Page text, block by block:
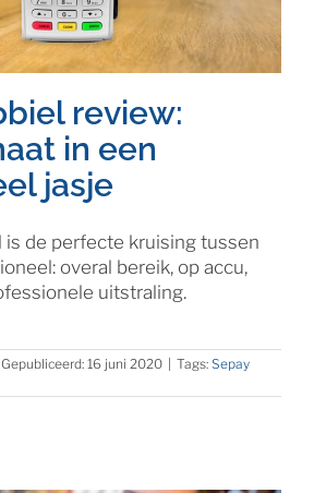
review:
in een
jasje
is de perfecte kruising tussen
overal bereik, op accu,
uitstraling.
Gepubliceerd: 16 juni 2020 Tags: Sepay